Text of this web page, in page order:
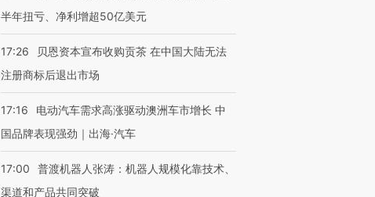
半年扭亏、净利增超50亿美元
17:26
贝恩资本宣布收购贡茶 在中国大陆无法
注册商标后退出市场
17:16
电动汽车需求高涨驱动澳洲车市增长 中
国品牌表现强劲｜出海·汽车
17:00
普渡机器人张涛：机器人规模化靠技术、
渠道和产品共同突破